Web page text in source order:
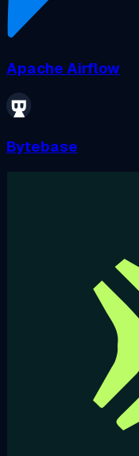
Apache Airflow
Bytebase